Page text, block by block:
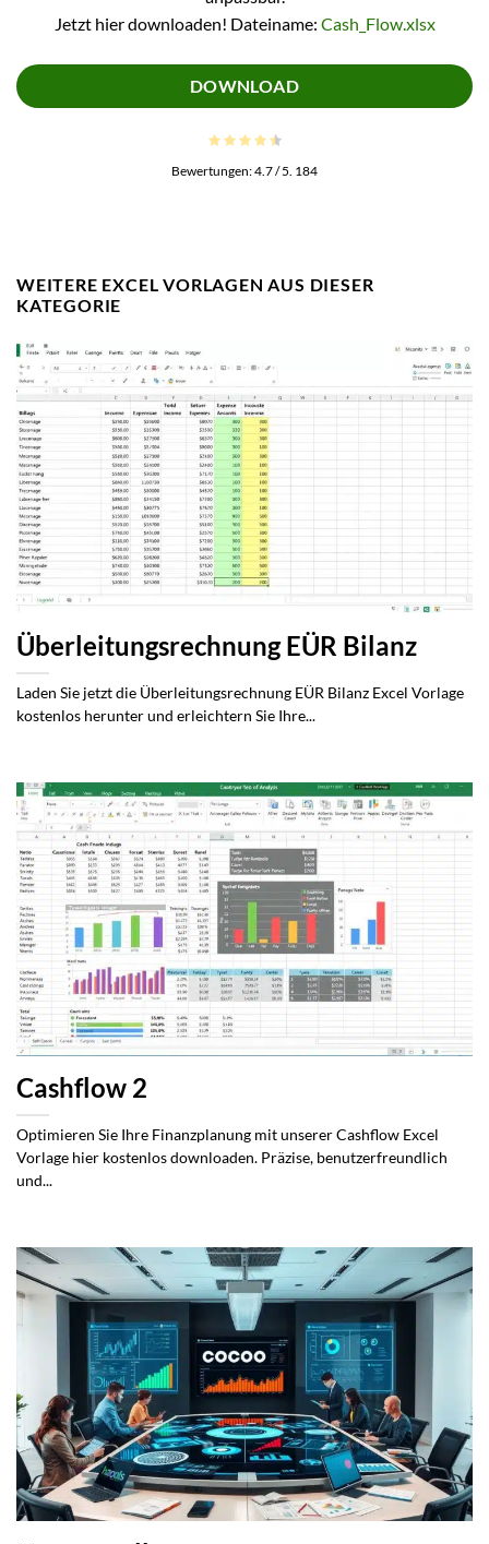
Jetzt hier downloaden! Dateiname: Cash_Flow.xlsx
DOWNLOAD
Bewertungen:4.7/ 5. 184
WEITERE EXCEL VORLAGEN AUS DIESER
KATEGORIE
Überleitungsrechnung EÜR Bilanz
Laden Sie jetzt die Überleitungsrechnung EÜR Bilanz Excel Vorlage
kostenlos herunter und erleichtern Sie Ihre...
Cashflow 2
Optimieren Sie Ihre Finanzplanung mit unserer Cashflow Excel
Vorlage hier kostenlos downloaden. Präzise, benutzerfreundlich
und...